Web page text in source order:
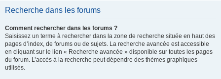
Recherche dans les forums
Comment rechercher dans les forums ?
Saisissez un terme à rechercher dans la zone de recherche située en haut des
pages d’index, de forums ou de sujets. La recherche avancée est accessible
en cliquant sur le lien « Recherche avancée » disponible sur toutes les pages
du forum. L’accès à la recherche peut dépendre des thèmes graphiques
utilisés.